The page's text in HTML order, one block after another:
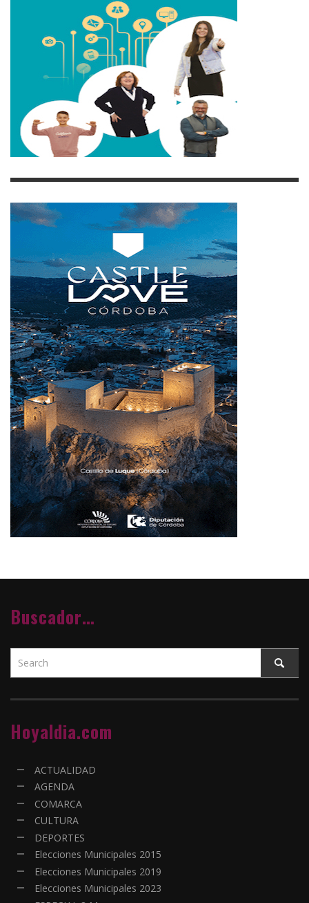
Buscador…
Hoyaldia.com
ACTUALIDAD
AGENDA
COMARCA
CULTURA
DEPORTES
Elecciones Municipales 2015
Elecciones Municipales 2019
Elecciones Municipales 2023